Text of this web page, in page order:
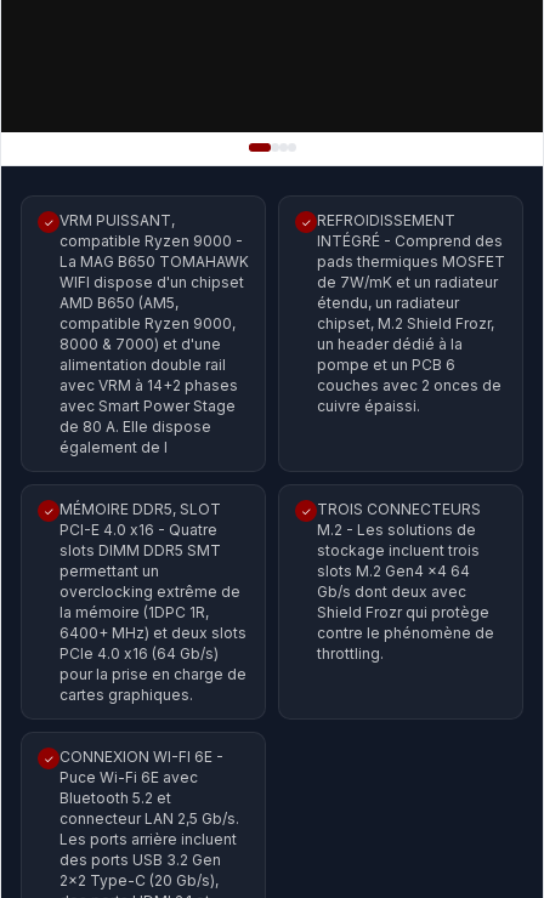
✓ VRM PUISSANT,
compatible Ryzen 9000 -
La MAG B650 TOMAHAWK
WIFI dispose d'un chipset
AMD B650 (AM5,
compatible Ryzen 9000,
8000 & 7000) et d'une
alimentation double rail
avec VRM à 14+2 phases
avec Smart Power Stage
de 80 A. Elle dispose
également de l
✓ REFROIDISSEMENT
INTÉGRÉ - Comprend des
pads thermiques MOSFET
de 7W/mK et un radiateur
étendu, un radiateur
chipset, M.2 Shield Frozr,
un header dédié à la
pompe et un PCB 6
couches avec 2 onces de
cuivre épaissi.
✓ MÉMOIRE DDR5, SLOT
PCI-E 4.0 x16 - Quatre
slots DIMM DDR5 SMT
permettant un
overclocking extrême de
la mémoire (1DPC 1R,
6400+ MHz) et deux slots
PCIe 4.0 x16 (64 Gb/s)
pour la prise en charge de
cartes graphiques.
✓ TROIS CONNECTEURS
M.2 - Les solutions de
stockage incluent trois
slots M.2 Gen4 x4 64
Gb/s dont deux avec
Shield Frozr qui protège
contre le phénomène de
throttling.
✓ CONNEXION WI-FI 6E -
Puce Wi-Fi 6E avec
Bluetooth 5.2 et
connecteur LAN 2,5 Gb/s.
Les ports arrière incluent
des ports USB 3.2 Gen
2x2 Type-C (20 Gb/s),